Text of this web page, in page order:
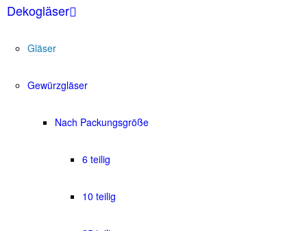
Dekogläser
Gläser
Gewürzgläser
Nach Packungsgröße
6 teilig
10 teilig